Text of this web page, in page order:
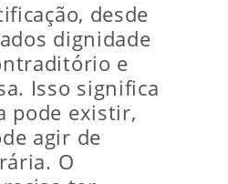
desde
dignidade
e
Isso significa
pode existir,
agir de
O